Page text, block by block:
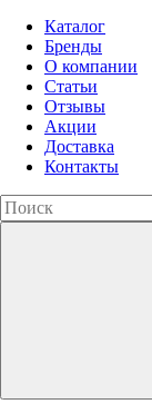
Каталог
Бренды
О компании
Статьи
Отзывы
Акции
Доставка
Контакты